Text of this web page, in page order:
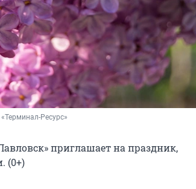
Ресурс»
приглашает на праздник,
(0+)